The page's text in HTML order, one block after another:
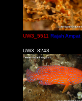
UW3_5511 Rajah Ampat
UW3_8243